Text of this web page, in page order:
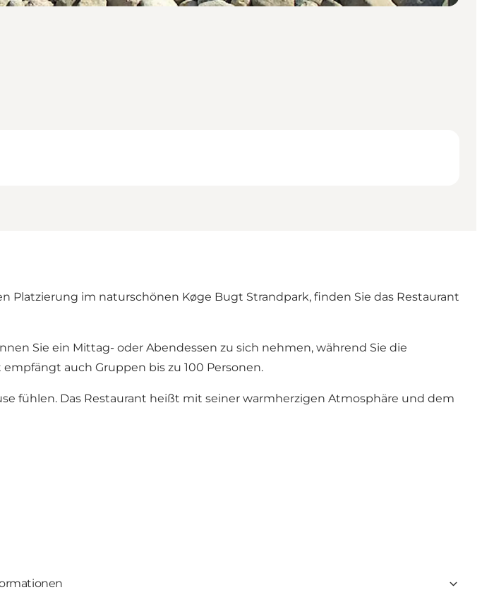
im naturschönen Køge Bugt Strandpark, finden Sie das Restaurant
Sie ein Mittag- oder Abendessen zu sich nehmen, während Sie die
auch Gruppen bis zu 100 Personen.
fühlen. Das Restaurant heißt mit seiner warmherzigen Atmosphäre und dem